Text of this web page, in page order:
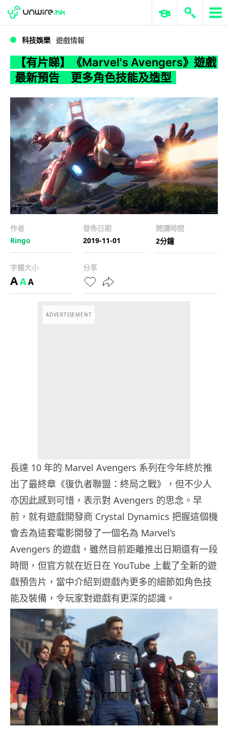
WWDC 2026 ERP 與商業 AI
科技娛樂 遊戲情報
【有片睇】《Marvel's Avengers》遊戲
最新預告 更多角色技能及造型
作者
Ringo
發佈日期
2019-11-01
閱讀時間
2分鐘
字體大小
AAA
分享
ADVERTISEMENT
長達 10 年的 Marvel Avengers 系列在今年終於推
出了最終章《復仇者聯盟：終局之戰》，但不少人
亦因此感到可惜，表示對 Avengers 的思念。早
前，就有遊戲開發商 Crystal Dynamics 把握這個機
會去為這套電影開發了一個名為 Marvel’s
Avengers 的遊戲，雖然目前距離推出日期還有一段
時間，但官方就在近日在 YouTube 上載了全新的遊
戲預告片，當中介紹到遊戲內更多的細節如角色技
能及裝備，令玩家對遊戲有更深的認識。